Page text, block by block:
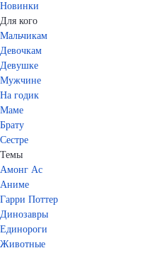
Новинки
Для кого
Мальчикам
Девочкам
Девушке
Мужчине
На годик
Маме
Брату
Сестре
Темы
Амонг Ас
Аниме
Гарри Поттер
Динозавры
Единороги
Животные